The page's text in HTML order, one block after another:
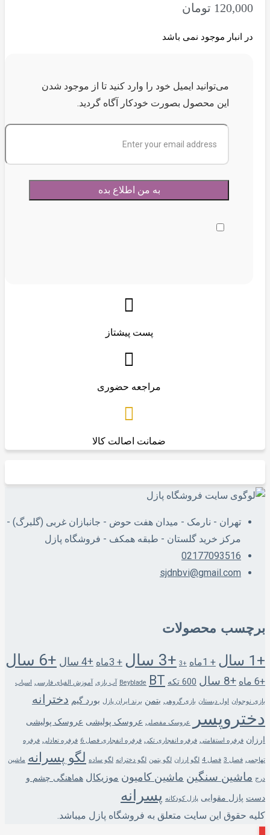
120,000 تومان
در انبار موجود نمی باشد
می‌توانید ایمیل خود را وارد کنید تا از موجود شدن
این محصول بصورت خودکار آگاه گردید.
پست پیشتاز
مراجعه حضوری
ضمانت اصالت کالا
تهران - نارمک - میدان هفت حوض - جانبازان غربی (گلبرگ) -
مرکز خرید گلستان - طبقه همکف - فروشگاه پازل
02177093516
sjdnbvi@gmail.com
برچسب محصولات
+1 سال + 1ماه +3 +3 سال + 3ماه +4 سال +6 سال
+6 ماه +8 سال 600 تکه Beyblade BT آب بازی آموزش الفبای فارسی اسباب
بازی نوجوان اول دبستان بازی گروهی بتمن برند ایران پازل بورد گیم دخترانه
دختروپسر عروسک مفصلی عروسک پولیشی عروسک پولیشی
ارزان فرفره استقامتی فرفره انفجاری تکی فرفره انفجاری فصل 6 فرفره تعادلی فرفره
تهاجمی فصل 3 فصل 4 لگو ارزان لگو بتمن لگو دخترانه لگو ساده لگو پسرانه ماشین
درج ماشین سنگین ماشین کامیون موزیکال هماهنگی چشم و
دست پازل مقوایی پازل کودکانه پسرانه
کلیه حقوق این سایت متعلق به فروشگاه پازل میباشد.